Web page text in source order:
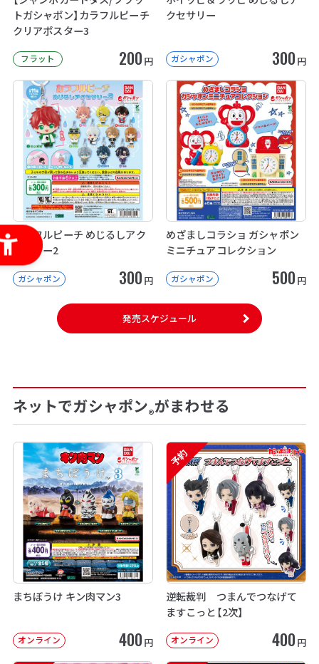
トガシャポン】カラフルピーチ
クリアポスター3
フラット 200 円
クセサリー
ガシャポン 300 円
カラフルピーチ めじるしアク
セサリー2
ガシャポン 300 円
めざましコラショ ガシャポン
ミニチュアコレクション
ガシャポン 500 円
発売スケジュール
ネットでガシャポン®がまわせる
まちぼうけ キン肉マン3
オンライン 400 円
予約
逆転裁判 つまんでつなげて
ますこっと【2次】
オンライン 400 円